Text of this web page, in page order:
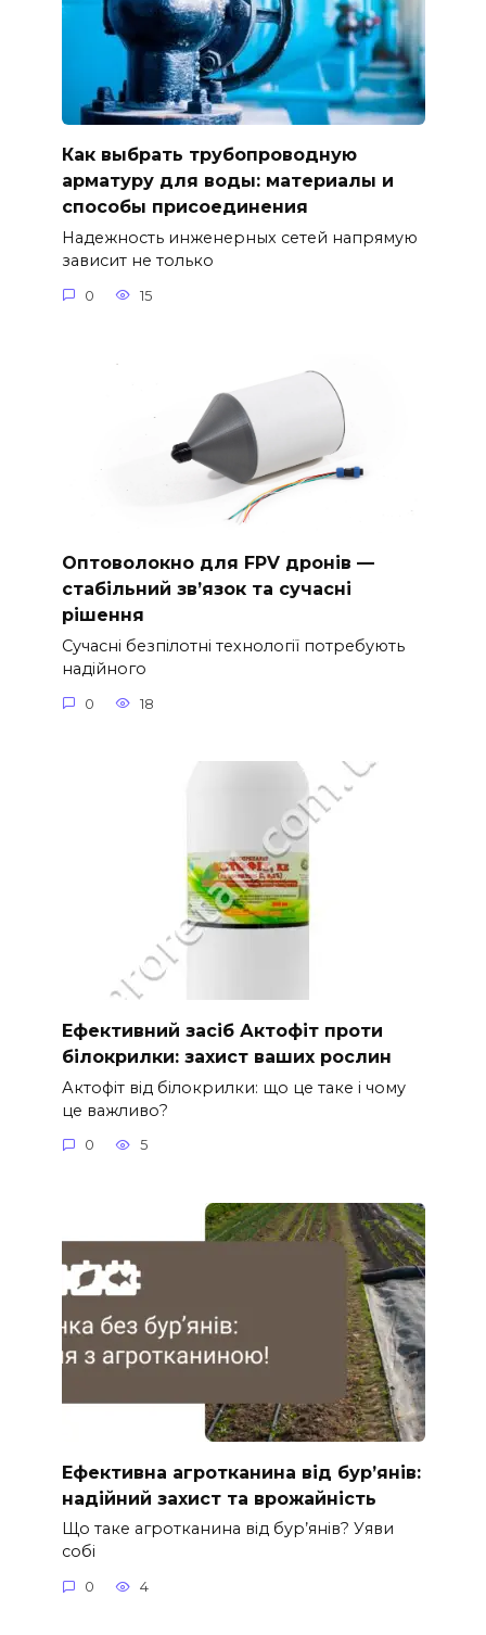
Как выбрать трубопроводную
арматуру для воды: материалы и
способы присоединения
Надежность инженерных сетей напрямую
зависит не только
0 15
Оптоволокно для FPV дронів —
стабільний зв’язок та сучасні
рішення
Сучасні безпілотні технології потребують
надійного
0 18
Ефективний засіб Актофіт проти
білокрилки: захист ваших рослин
Актофіт від білокрилки: що це таке і чому
це важливо?
0 5
Ефективна агротканина від бур’янів:
надійний захист та врожайність
Що таке агротканина від бур’янів? Уяви
собі
0 4